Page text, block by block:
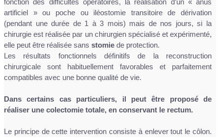
artificiel » ou poche ou iléostomie transitoire de dérivation
(pendant une durée de 1 à 3 mois) mais de nos jours, si la
chirurgie est réalisée par un chirurgien spécialisé et expérimenté,
elle peut être réalisée sans stomie de protection.
Les résultats fonctionnels définitifs de la reconstruction
chirurgicale sont habituellement favorables et parfaitement
compatibles avec une bonne qualité de vie.
Dans certains cas particuliers, il peut être proposé de
réaliser une colectomie totale, en conservant le rectum.
Le principe de cette intervention consiste à enlever tout le côlon.